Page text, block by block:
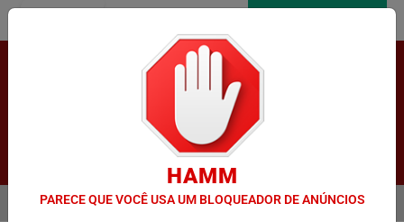
Pesquisar Notícia
ENFRENTAM GRANDES FILAS NOS POSTOS DE VACINAÇÃO PARA
MENU
HAMM
PARECE QUE VOCÊ USA UM BLOQUEADOR DE ANÚNCIOS